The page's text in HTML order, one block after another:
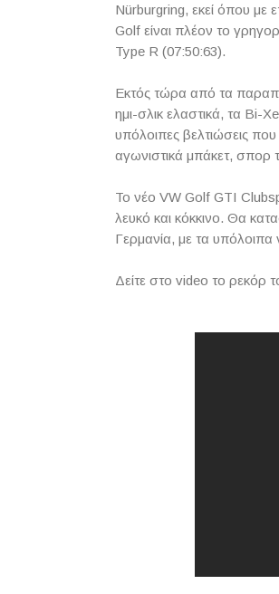
Nürburgring, εκεί όπου με
Golf είναι πλέον το
Type R (07:50:63).
Εκτός τώρα από τα
ημι-σλικ ελαστικά, τα Bi-
υπόλοιπες βελτιώσεις
αγωνιστικά μπάκετ, σπορ
Το νέο VW Golf GTI
λευκό και κόκκινο. Θα
Γερμανία, με τα
Δείτε στο video το ρεκόρ